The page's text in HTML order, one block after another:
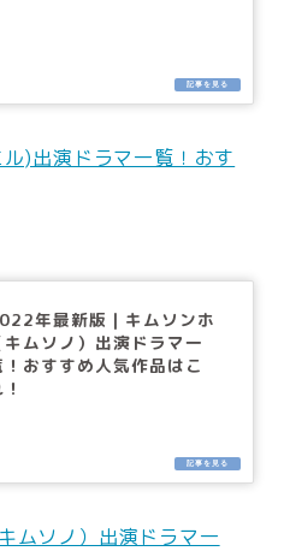
)出演ドラマ一覧！おす
年最新版｜キムソンホ
キムソノ）出演ドラマ一
！おすすめ人気作品はこ
ムソノ）出演ドラマ一